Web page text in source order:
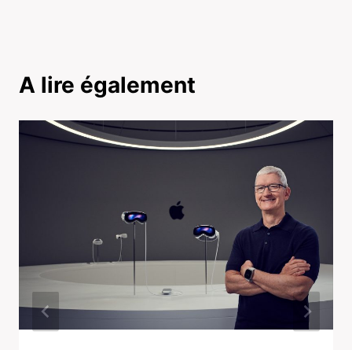
A lire également